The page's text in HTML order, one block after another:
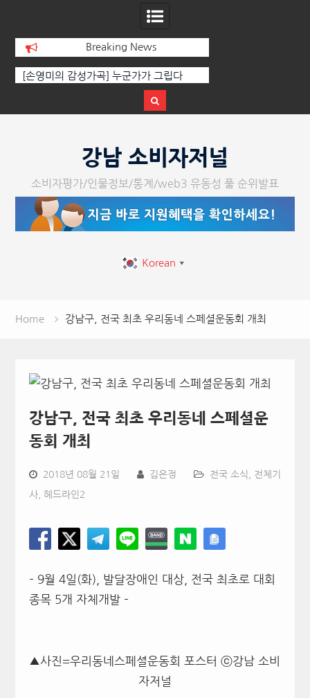
Breaking News
[손영미의 감성가곡] 누군가가 그립다
강남 소비자저널
소비자평가/인물정보/통계/web3 유동성 풀 순위발표
Korean ▼
Home 강남구, 전국 최초 우리동네 스페셜운동회 개최
강남구, 전국 최초 우리동네 스페셜운
동회 개최
2018년 08월 21일 김은정 전국 소식 전체기
사, 헤드라인2
– 9월 4일(화), 발달장애인 대상, 전국 최초로 대회
종목 5개 자체개발 –
▲사진=우리동네스페셜운동회 포스터 ⓒ강남 소비
자저널